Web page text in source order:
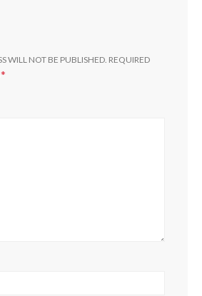
WILL NOT BE PUBLISHED. REQUIRED
*